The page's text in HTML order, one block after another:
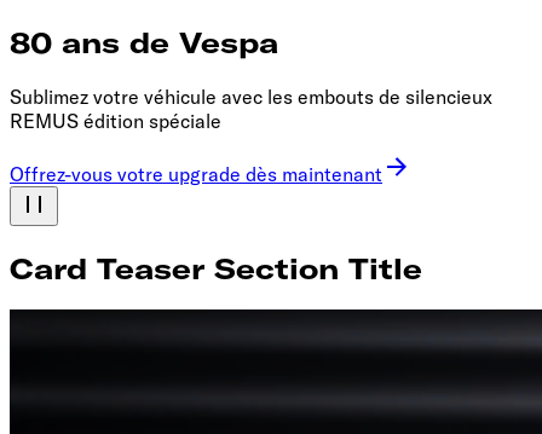
80 ans de Vespa
Sublimez votre véhicule avec les embouts de silencieux
REMUS édition spéciale
Offrez-vous votre upgrade dès maintenant
Card Teaser Section Title